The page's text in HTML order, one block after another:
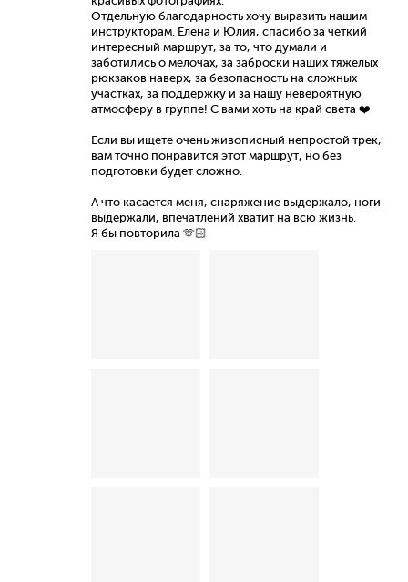
Отдельную благодарность хочу выразить нашим
инструкторам. Елена и Юлия, спасибо за четкий
интересный маршрут, за то, что думали и
заботились о мелочах, за заброски наших тяжелых
рюкзаков наверх, за безопасность на сложных
участках, за поддержку и за нашу невероятную
атмосферу в группе! С вами хоть на край света ❤️
Если вы ищете очень живописный непростой трек,
вам точно понравится этот маршрут, но без
подготовки будет сложно.
А что касается меня, снаряжение выдержало, ноги
выдержали, впечатлений хватит на всю жизнь.
Я бы повторила 🫶🏻